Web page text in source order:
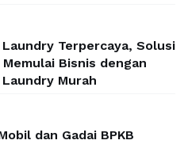
Terpercaya, Solusi
Bisnis dengan
Murah
dan Gadai BPKB